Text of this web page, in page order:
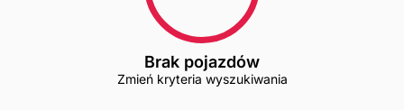
Brak pojazdów
Zmień kryteria wyszukiwania